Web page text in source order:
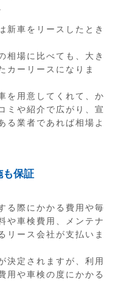
新車をリースしたとき
相場に比べても、大き
カーリースになりま
を用意してくれて、か
ミや紹介で広がり、宣
る業者であれば相場よ
も保証
る際にかかる費用や毎
や車検費用、メンテナ
リース会社が支払いま
決定されますが、利用
用や車検の度にかかる